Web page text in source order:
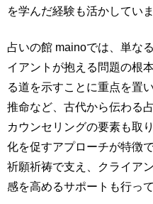
を学んだ経験も活かしていま
占いの館 mainoでは、単な
イアントが抱える問題の根
る道を示すことに重点を置
推命など、古代から伝わる
カウンセリングの要素も取
化を促すアプローチが特徴
祈願祈祷で支え、クライア
感を高めるサポートも行って